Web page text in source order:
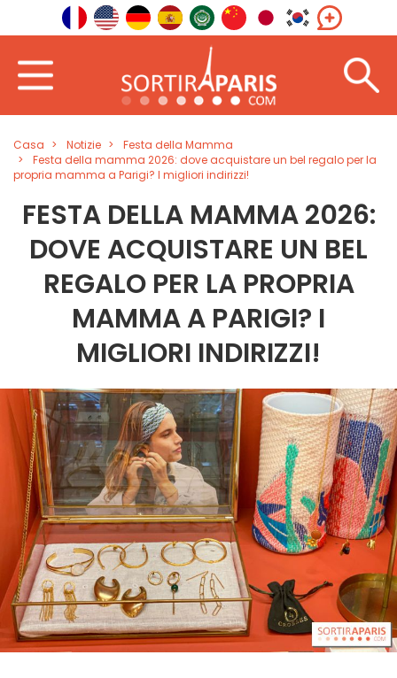
Casa Notizie
Festa della Mamma
Festa della mamma 2026: dove acquistare un bel regalo per la
propria mamma a Parigi? I migliori indirizzi!
FESTA DELLA MAMMA 2026:
DOVE ACQUISTARE UN BEL
REGALO PER LA PROPRIA
MAMMA A PARIGI? I
MIGLIORI INDIRIZZI!